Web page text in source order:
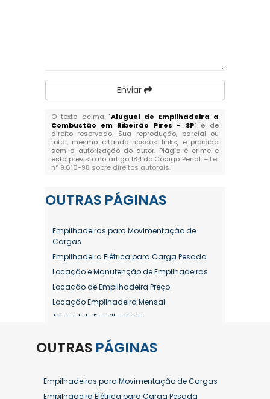
Enviar
O texto acima "Aluguel de Empilhadeira a
Combustão em Ribeirão Pires - SP" é de
direito reservado. Sua reprodução, parcial ou
total, mesmo citando nossos links, é proibida
sem a autorização do autor. Plágio é crime e
está previsto no artigo 184 do Código Penal. – Lei
n° 9.610-98 sobre direitos autorais.
OUTRAS PÁGINAS
Empilhadeiras para Movimentação de
Cargas
Empilhadeira Elétrica para Carga Pesada
Locação e Manutenção de Empilhadeiras
Locação de Empilhadeira Preço
Locação Empilhadeira Mensal
Aluguel de Empilhadeira
Aluguel de Empilhadeira Diária Valor
Aluguel de Empilhadeira Elétrica Preço
Aluguel de Empilhadeira Mensal
OUTRAS PÁGINAS
Empilhadeiras para Movimentação de Cargas
Empilhadeira Elétrica para Carga Pesada